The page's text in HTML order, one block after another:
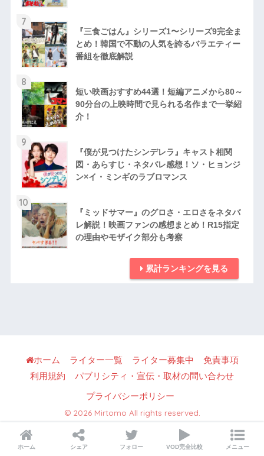
7
『三食ごはん』シリーズ1〜シリーズ9完全ま
とめ！韓国で不動の人気を誇るバラエティー
番組を徹底解説
8
短い映画おすすめ44選！短編アニメから80～
90分台の上映時間で見られる名作まで一挙紹
介！
9
『僕が見つけたシンデレラ』キャスト相関
図・あらすじ・ネタバレ感想！ソ・ヒョンジ
ン×イ・ミンギのラブロマンス
10
『ミッドサマー』のグロさ・エロさをネタバ
レ解説！映画ファンの感想まとめ！R15指定
の理由やモザイク部分も考察
累計ランキングを見る
ホーム ライター一覧 ライター募集中
免責事項
利用規約
パブリシティ・宣伝・取材の問い合わせ
プライバシーポリシー
© 2026 Mirtomo All rights reserved.
ホーム シェア フォロー VOD完全比較 メニュー